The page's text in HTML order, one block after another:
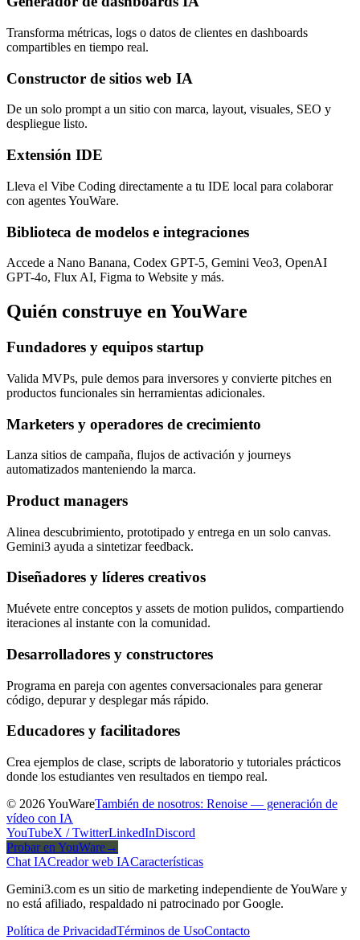
Transforma métricas, logs o datos de clientes en dashboards
compartibles en tiempo real.
Constructor de sitios web IA
De un solo prompt a un sitio con marca, layout, visuales, SEO y
despliegue listo.
Extensión IDE
Lleva el Vibe Coding directamente a tu IDE local para colaborar
con agentes YouWare.
Biblioteca de modelos e integraciones
Accede a Nano Banana, Codex GPT-5, Gemini Veo3, OpenAI
GPT-4o, Flux AI, Figma to Website y más.
Quién construye en YouWare
Fundadores y equipos startup
Valida MVPs, pule demos para inversores y convierte pitches en
productos funcionales sin herramientas adicionales.
Marketers y operadores de crecimiento
Lanza sitios de campaña, flujos de activación y journeys
automatizados manteniendo la marca.
Product managers
Alinea descubrimiento, prototipado y entrega en un solo canvas.
Gemini3 ayuda a sintetizar feedback.
Diseñadores y líderes creativos
Muévete entre conceptos y assets de motion pulidos, compartiendo
iteraciones al instante con la comunidad.
Desarrolladores y constructores
Programa en pareja con agentes conversacionales para generar
código, depurar y desplegar más rápido.
Educadores y facilitadores
Crea ejemplos de clase, scripts de laboratorio y tutoriales prácticos
donde los estudiantes ven resultados en tiempo real.
© 2026 YouWareTambién de nosotros: Renoise — generación de
vídeo con IA
YouTubeX / TwitterLinkedInDiscord
Probar en YouWare→
Chat IACreador web IACaracterísticas
Gemini3.com es un sitio de marketing independiente de YouWare y
no está afiliado, respaldado ni patrocinado por Google.
Política de PrivacidadTérminos de UsoContacto